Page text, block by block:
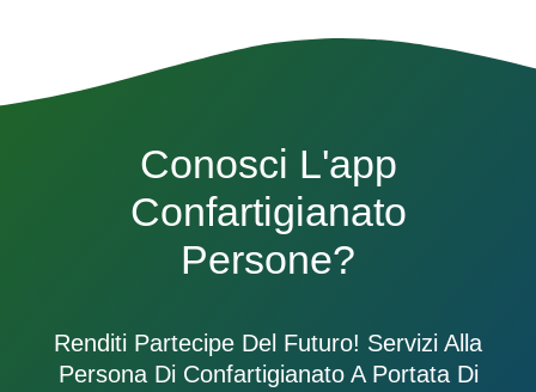
Conosci L'app
Confartigianato
Persone?
Renditi Partecipe Del Futuro! Servizi Alla
Persona Di Confartigianato A Portata Di